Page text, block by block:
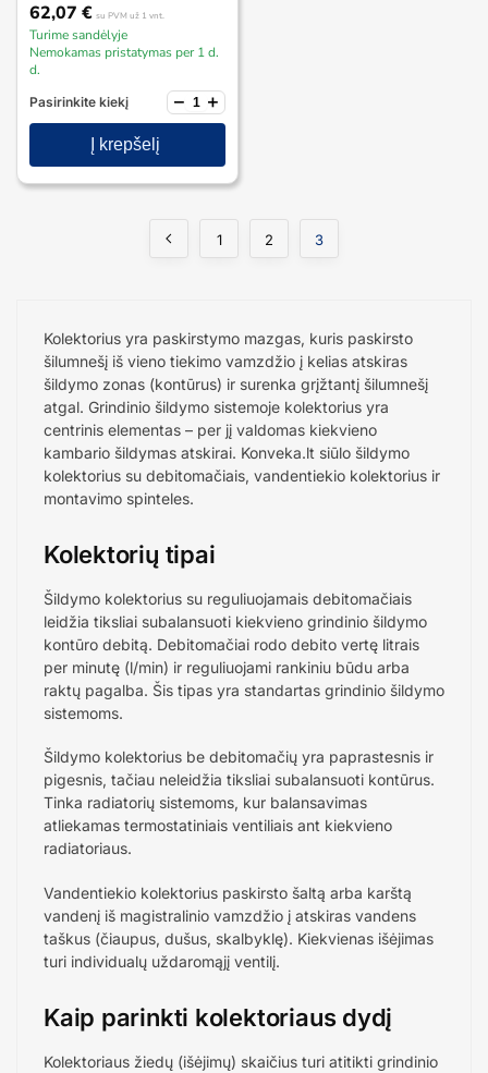
62,07 € su PVM už 1 vnt.
Turime sandėlyje
Nemokamas pristatymas per 1 d.
d.
Pasirinkite kiekį − +
Į krepšelį
1 2 3
Kolektorius yra paskirstymo mazgas, kuris paskirsto
šilumnešį iš vieno tiekimo vamzdžio į kelias atskiras
šildymo zonas (kontūrus) ir surenka grįžtantį šilumnešį
atgal. Grindinio šildymo sistemoje kolektorius yra
centrinis elementas – per jį valdomas kiekvieno
kambario šildymas atskirai. Konveka.lt siūlo šildymo
kolektorius su debitomačiais, vandentiekio kolektorius ir
montavimo spinteles.
Kolektorių tipai
Šildymo kolektorius su reguliuojamais debitomačiais
leidžia tiksliai subalansuoti kiekvieno grindinio šildymo
kontūro debitą. Debitomačiai rodo debito vertę litrais
per minutę (l/min) ir reguliuojami rankiniu būdu arba
raktų pagalba. Šis tipas yra standartas grindinio šildymo
sistemoms.
Šildymo kolektorius be debitomačių yra paprastesnis ir
pigesnis, tačiau neleidžia tiksliai subalansuoti kontūrus.
Tinka radiatorių sistemoms, kur balansavimas
atliekamas termostatiniais ventiliais ant kiekvieno
radiatoriaus.
Vandentiekio kolektorius paskirsto šaltą arba karštą
vandenį iš magistralinio vamzdžio į atskiras vandens
taškus (čiaupus, dušus, skalbyklę). Kiekvienas išėjimas
turi individualų uždaromąjį ventilį.
Kaip parinkti kolektoriaus dydį
Kolektoriaus žiedų (išėjimų) skaičius turi atitikti grindinio